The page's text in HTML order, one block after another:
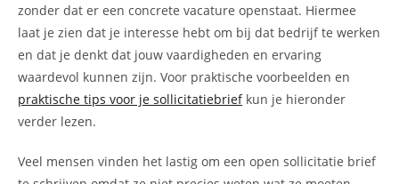
zonder dat er een concrete vacature openstaat. Hiermee
laat je zien dat je interesse hebt om bij dat bedrijf te werken
en dat je denkt dat jouw vaardigheden en ervaring
waardevol kunnen zijn. Voor praktische voorbeelden en
praktische tips voor je sollicitatiebriefkun je hieronder
verder lezen.
Veel mensen vinden het lastig om een open sollicitatie brief